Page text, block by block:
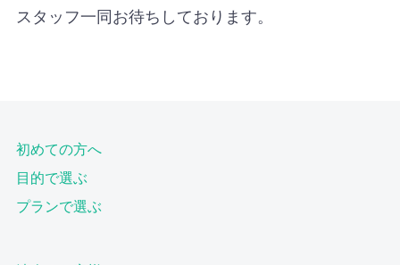
スタッフ一同お待ちしております。
初めての方へ
目的で選ぶ
プランで選ぶ